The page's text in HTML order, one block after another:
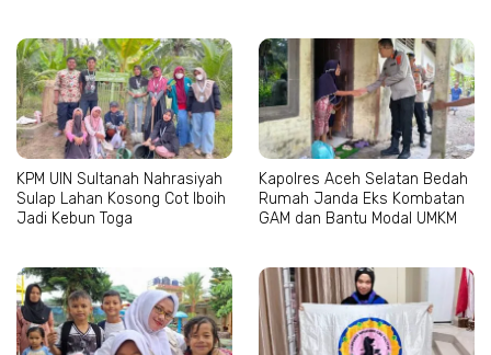
KPM UIN Sultanah Nahrasiyah
Sulap Lahan Kosong Cot Iboih
Jadi Kebun Toga
Kapolres Aceh Selatan Bedah
Rumah Janda Eks Kombatan
GAM dan Bantu Modal UMKM